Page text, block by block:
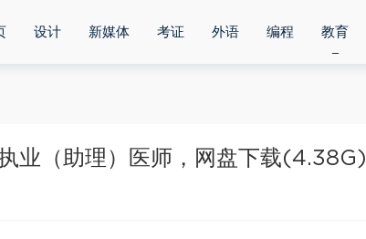
设计 新媒体 考证 外语 编程 教育
业（助理）医师，网盘下载(4.38G)